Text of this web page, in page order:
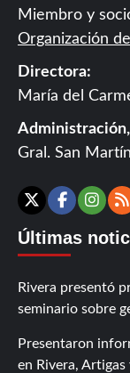
Miembro y
Organización
Directora:
María del
Administración,
Gral. San
X
Últimas
Rivera presentó
seminario sobre
Presentaron
en Rivera,